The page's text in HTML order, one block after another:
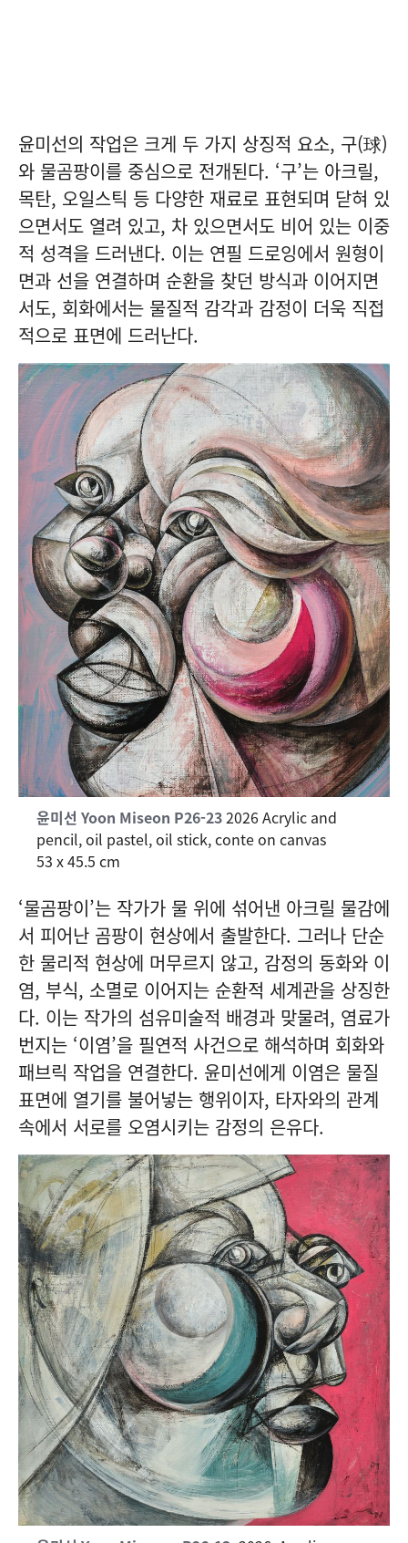
윤미선의 작업은 크게 두 가지 상징적 요소, 구(球)
와 물곰팡이를 중심으로 전개된다. ‘구’는 아크릴,
목탄, 오일스틱 등 다양한 재료로 표현되며 닫혀 있
으면서도 열려 있고, 차 있으면서도 비어 있는 이중
적 성격을 드러낸다. 이는 연필 드로잉에서 원형이
면과 선을 연결하며 순환을 찾던 방식과 이어지면
서도, 회화에서는 물질적 감각과 감정이 더욱 직접
적으로 표면에 드러난다.
윤미선 Yoon Miseon P26-232026 Acrylic and
pencil, oil pastel, oil stick, conte on canvas
53 x 45.5 cm
‘물곰팡이’는 작가가 물 위에 섞어낸 아크릴 물감에
서 피어난 곰팡이 현상에서 출발한다. 그러나 단순
한 물리적 현상에 머무르지 않고, 감정의 동화와 이
염, 부식, 소멸로 이어지는 순환적 세계관을 상징한
다. 이는 작가의 섬유미술적 배경과 맞물려, 염료가
번지는 ‘이염’을 필연적 사건으로 해석하며 회화와
패브릭 작업을 연결한다. 윤미선에게 이염은 물질
표면에 열기를 불어넣는 행위이자, 타자와의 관계
속에서 서로를 오염시키는 감정의 은유다.